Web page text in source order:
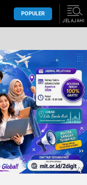
POPULER
JELAJAHI